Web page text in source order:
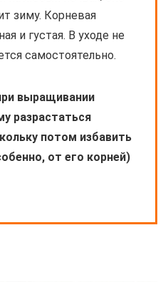
зиму. Корневая
и густая. В уходе не
самостоятельно.
выращивании
разрастаться
потом избавить
от его корней)